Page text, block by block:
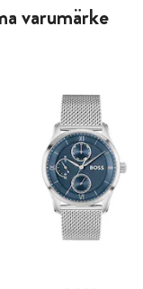
varumärke